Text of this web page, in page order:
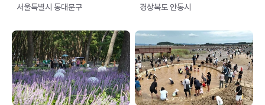
서울특별시 동대문구
경상북도 안동시